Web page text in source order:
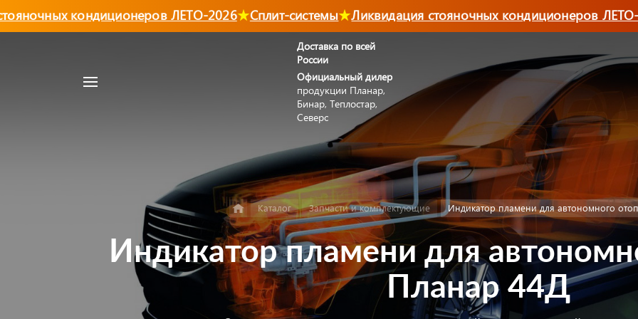
кондиционеров ЛЕТО-2026 Сплит-системы Ликвидация стояночных кондиционеров ЛЕТО-
Доставка по всей
России
Официальный дилер
продукции Планар,
Бинар, Теплостар,
Северс
Каталог Запчасти и комплектующие Индикатор пламени для автономного
Индикатор пламени для
Планар 44Д